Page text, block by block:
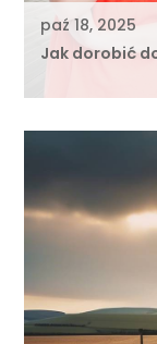
paź 18, 2025
Jak dorobić